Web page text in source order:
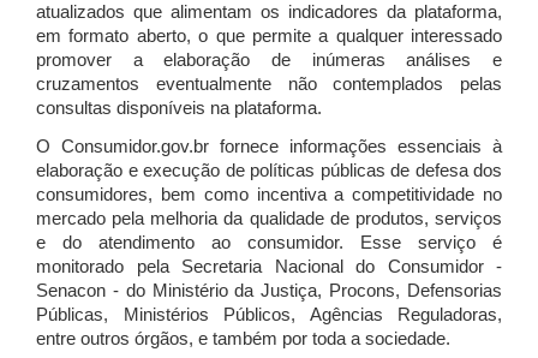
atualizados que alimentam os indicadores da plataforma,
em formato aberto, o que permite a qualquer interessado
promover a elaboração de inúmeras análises e
cruzamentos eventualmente não contemplados pelas
consultas disponíveis na plataforma.
O Consumidor.gov.br fornece informações essenciais à
elaboração e execução de políticas públicas de defesa dos
consumidores, bem como incentiva a competitividade no
mercado pela melhoria da qualidade de produtos, serviços
e do atendimento ao consumidor. Esse serviço é
monitorado pela Secretaria Nacional do Consumidor -
Senacon - do Ministério da Justiça, Procons, Defensorias
Públicas, Ministérios Públicos, Agências Reguladoras,
entre outros órgãos, e também por toda a sociedade.